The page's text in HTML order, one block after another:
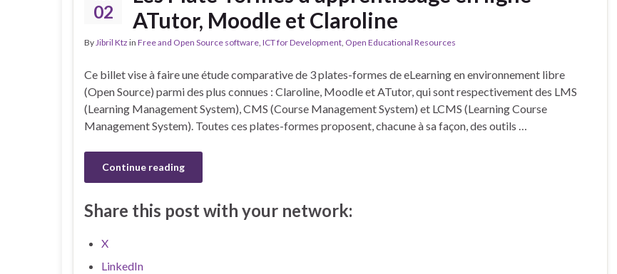
02
ATutor, Moodle et Claroline
ByJibril Ktz in Free and Open Source software, ICT for Development, Open Educational Resources
Ce billet vise à faire une étude comparative de 3 plates-formes de eLearning en environnement libre
(Open Source) parmi des plus connues : Claroline, Moodle et ATutor, qui sont respectivement des LMS
(Learning Management System), CMS (Course Management System) et LCMS (Learning Course
Management System). Toutes ces plates-formes proposent, chacune à sa façon, des outils …
Continue reading
Share this post with your network:
X
LinkedIn